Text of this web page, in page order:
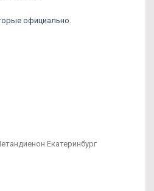
официально.
Екатеринбург